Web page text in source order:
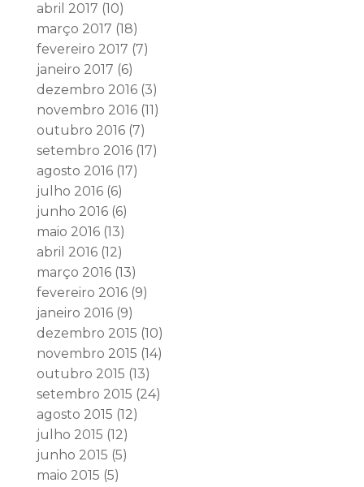
abril 2017 (10)
março 2017 (18)
fevereiro 2017 (7)
janeiro 2017 (6)
dezembro 2016(3)
novembro 2016(11)
outubro 2016(7)
setembro 2016(17)
agosto 2016(17)
julho 2016(6)
junho 2016(6)
maio 2016(13)
abril 2016(12)
março 2016(13)
fevereiro 2016(9)
janeiro 2016(9)
dezembro 2015 (10)
novembro 2015 (14)
outubro 2015 (13)
setembro 2015 (24)
agosto 2015 (12)
julho 2015 (12)
junho 2015 (5)
maio 2015 (5)